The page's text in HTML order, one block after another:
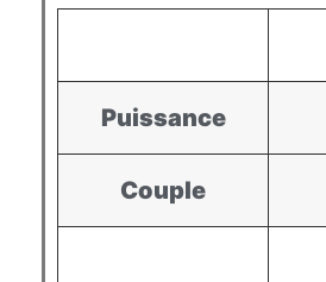
Puissance
Couple